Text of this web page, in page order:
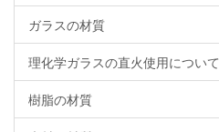
ガラスの材質
理化学ガラスの直火使用について
樹脂の材質